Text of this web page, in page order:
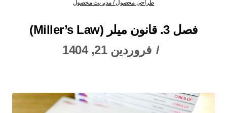
طراحی محصول / مدیریت محصول
فصل 3. قانون میلر (Miller’s Law)
فروردین 21, 1404